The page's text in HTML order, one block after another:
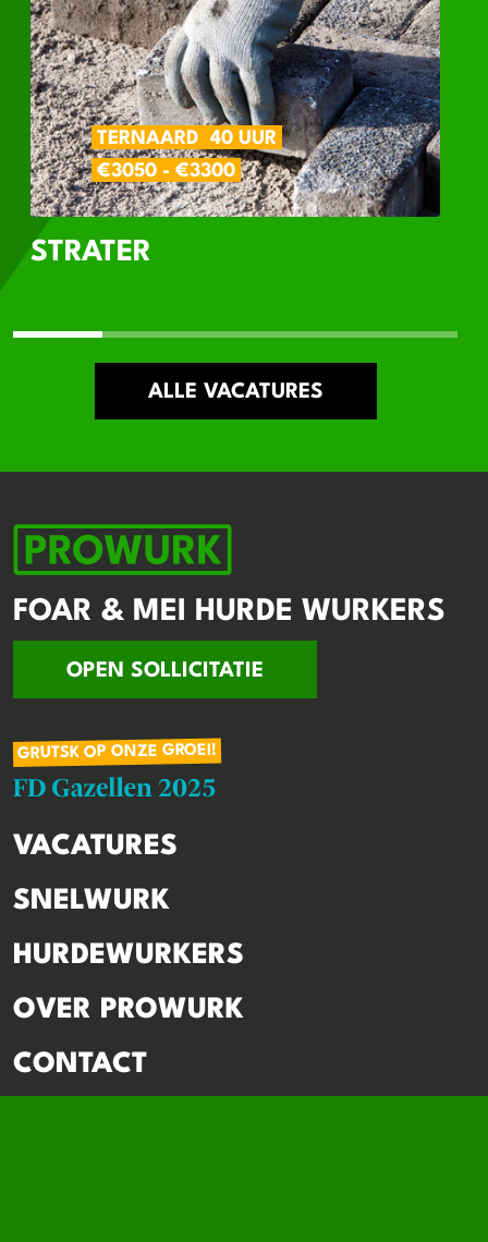
TERNAARD
40 UUR
€3050 - €3300
STRATER
ALLE VACATURES
FOAR & MEI HURDE WURKERS
OPEN SOLLICITATIE
GRUTSK OP ONZE GROEI!
VACATURES
SNELWURK
HURDEWURKERS
OVER PROWURK
CONTACT